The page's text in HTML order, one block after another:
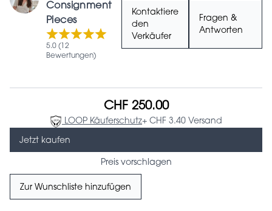
Consignment
Pieces
5.0 (12
Bewertungen)
Kontaktiere
den
Verkäufer
Fragen &
Antworten
CHF 250.00
LOOP Käuferschutz+ CHF 3.40 Versand
Jetzt kaufen
Preis vorschlagen
Zur Wunschliste hinzufügen